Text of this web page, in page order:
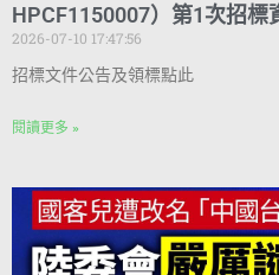
HPCF1150007）第1次招標
2026-07-10 17:47:56
招標文件公告及領標點此
閱讀更多 »